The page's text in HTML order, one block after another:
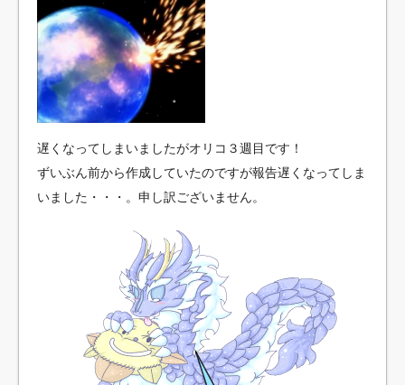
遅くなってしまいましたがオリコ３週目です！
ずいぶん前から作成していたのですが報告遅くなってしま
いました・・・。申し訳ございません。